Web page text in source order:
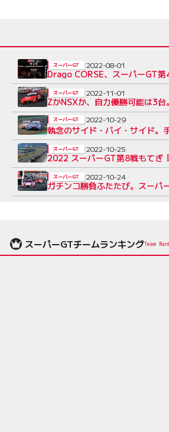
Drago CORSE、スーパーGT
スーパーGT 2022-08-01
ZかNSXか、自力優勝可能は3
スーパーGT 2022-11-01
執念のサイド・バイ・サイド。
スーパーGT 2022-10-29
2022 スーパーGT第8戦もてぎ
スーパーGT 2022-10-25
ガチンコ勝負ふたたび。スー
スーパーGT 2022-10-24
スーパーGTチームランキングTeam